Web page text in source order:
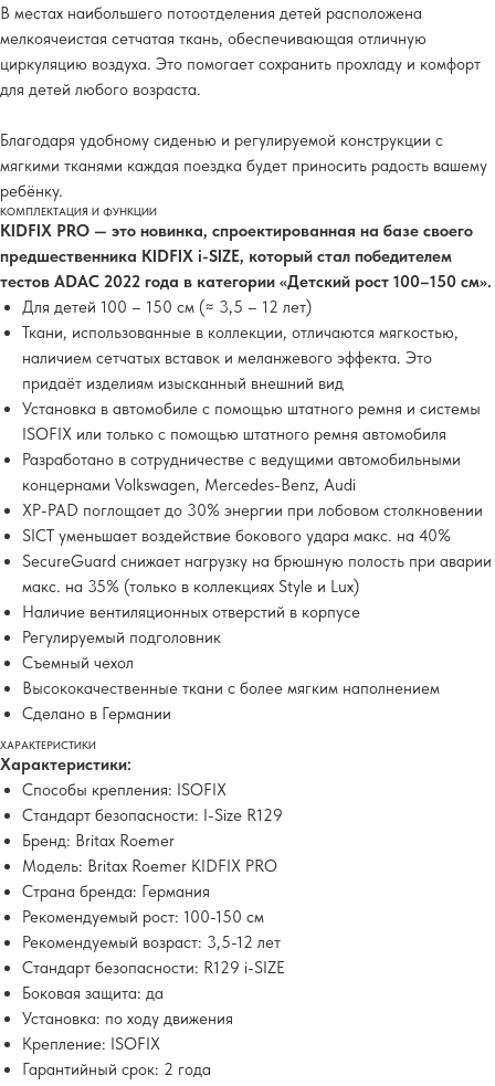
В местах наибольшего потоотделения детей расположена
мелкоячеистая сетчатая ткань, обеспечивающая отличную
циркуляцию воздуха. Это помогает сохранить прохладу и комфорт
для детей любого возраста.
Благодаря удобному сиденью и регулируемой конструкции с
мягкими тканями каждая поездка будет приносить радость вашему
ребёнку.
КОМПЛЕКТАЦИЯ И ФУНКЦИИ
KIDFIX PRO — это новинка, спроектированная на базе своего
предшественника KIDFIX i-SIZE, который стал победителем
тестов ADAC 2022 года в категории «Детский рост 100–150 см».
Для детей 100 – 150 см (≈ 3,5 – 12 лет)
Ткани, использованные в коллекции, отличаются мягкостью,
наличием сетчатых вставок и меланжевого эффекта. Это
придаёт изделиям изысканный внешний вид
Установка в автомобиле с помощью штатного ремня и системы
ISOFIX или только с помощью штатного ремня автомобиля
Разработано в сотрудничестве с ведущими автомобильными
концернами Volkswagen, Mercedes-Benz, Audi
XP-PAD поглощает до 30% энергии при лобовом столкновении
SICT уменьшает воздействие бокового удара макс. на 40%
SecureGuard снижает нагрузку на брюшную полость при аварии
макс. на 35% (только в коллекциях Style и Lux)
Наличие вентиляционных отверстий в корпусе
Регулируемый подголовник
Съемный чехол
Высококачественные ткани с более мягким наполнением
Сделано в Германии
ХАРАКТЕРИСТИКИ
Характеристики:
Способы крепления: ISOFIX
Стандарт безопасности: I-Size R129
Бренд: Britax Roemer
Модель: Britax Roemer KIDFIX PRO
Страна бренда: Германия
Рекомендуемый рост: 100-150 см
Рекомендуемый возраст: 3,5-12 лет
Стандарт безопасности: R129 i-SIZE
Боковая защита: да
Установка: по ходу движения
Крепление: ISOFIX
Гарантийный срок: 2 года